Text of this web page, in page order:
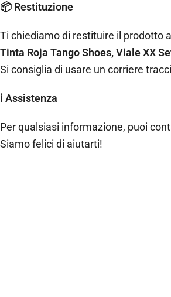
📦 Restituzione
Ti chiediamo di restituire il prodotto
Tinta Roja Tango Shoes, Viale XX
Si consiglia di usare un corriere
ℹ️ Assistenza
Per qualsiasi informazione, puoi
Siamo felici di aiutarti!